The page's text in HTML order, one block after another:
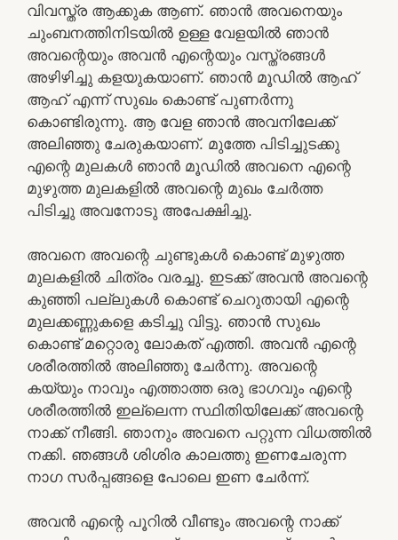
വിവസ്ത്ര ആക്കുക ആണ്. ഞാൻ അവനെയും
ചുംബനത്തിനിടയിൽ ഉള്ള വേളയിൽ ഞാൻ
അവന്റെയും അവൻ എന്റെയും വസ്ത്രങ്ങൾ
അഴിഴിച്ചു കളയുകയാണ്. ഞാൻ മൂഡിൽ ആഹ്
ആഹ് എന്ന് സുഖം കൊണ്ട് പുണർന്നു
കൊണ്ടിരുന്നു. ആ വേള ഞാൻ അവനിലേക്ക്
അലിഞ്ഞു ചേരുകയാണ്. മുത്തേ പിടിച്ചുടക്കു
എന്റെ മുലകൾ ഞാൻ മൂഡിൽ അവനെ എന്റെ
മുഴുത്ത മുലകളിൽ അവന്റെ മുഖം ചേർത്ത
പിടിച്ചു അവനോടു അപേക്ഷിച്ചു.
അവനെ അവന്റെ ചുണ്ടുകൾ കൊണ്ട് മുഴുത്ത
മുലകളിൽ ചിത്രം വരച്ചു. ഇടക്ക് അവൻ അവന്റെ
കുഞ്ഞി പല്ലുകൾ കൊണ്ട് ചെറുതായി എന്റെ
മുലക്കണ്ണുകളെ കടിച്ചു വിട്ടു. ഞാൻ സുഖം
കൊണ്ട് മറ്റൊരു ലോകത് എത്തി. അവൻ എന്റെ
ശരീരത്തിൽ അലിഞ്ഞു ചേർന്നു. അവന്റെ
കയ്യും നാവും എത്താത്ത ഒരു ഭാഗവും എന്റെ
ശരീരത്തിൽ ഇല്ലെന്ന സ്ഥിതിയിലേക്ക് അവന്റെ
നാക്ക് നീങ്ങി. ഞാനും അവനെ പറ്റുന്ന വിധത്തിൽ
നക്കി. ഞങ്ങൾ ശിശിര കാലത്തു ഇണചേരുന്ന
നാഗ സർപ്പങ്ങളെ പോലെ ഇണ ചേർന്ന്.
അവൻ എന്റെ പൂറിൽ വീണ്ടും അവന്റെ നാക്ക്